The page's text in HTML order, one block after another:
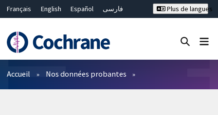
Français English Español
فارسی
Bahasa Malaysia
ไทย
繁體中文
简体中文
Plus de langues
Filtres
Accueil Nos données probantes